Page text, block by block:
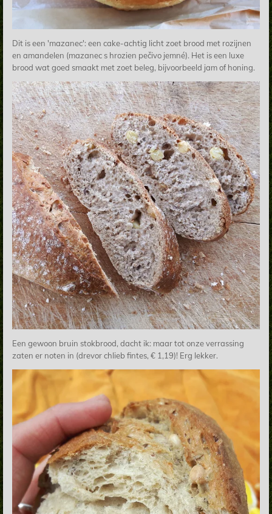
Dit is een 'mazanec': een cake-achtig licht zoet brood met rozijnen
en amandelen (mazanec s hrozien pečivo jemné). Het is een luxe
brood wat goed smaakt met zoet beleg, bijvoorbeeld jam of honing.
Een gewoon bruin stokbrood, dacht ik: maar tot onze verrassing
zaten er noten in (drevor chlieb fintes, € 1,19)! Erg lekker.